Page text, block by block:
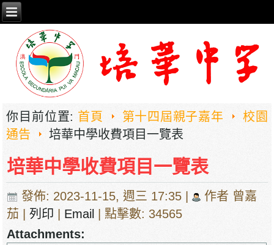
你目前位置: 首頁 第十四屆親子嘉年
校園
通告
培華中學收費項目一覽表
培華中學收費項目一覽表
發佈: 2023-11-15, 週三 17:35 |
作者 曾嘉
茄 |列印 Email
| 點擊數: 34565
Attachments: